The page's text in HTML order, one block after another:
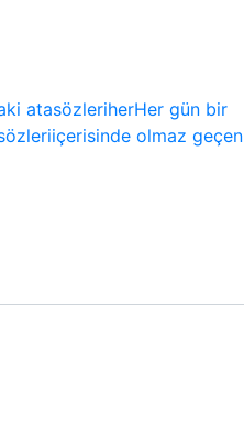
atasözleriherHer gün bir
içerisinde olmaz geçen